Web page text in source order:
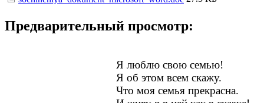
Предварительный просмотр:
Я люблю свою семью!
Я об этом всем скажу.
Что моя семья прекрасна.